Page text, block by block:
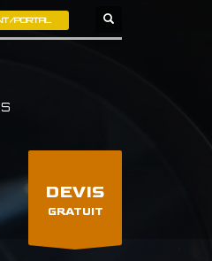
PORTAL
DEVIS
GRATUIT